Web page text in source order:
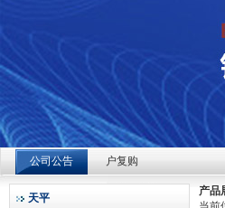
上海赞维衡器有限公司
公司公告
上海赞维ZLK700-4便携
户复购
2026-08-04
天平
产品